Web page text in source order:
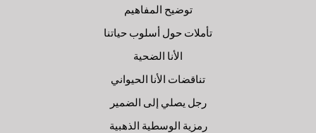
توضيح المفاهيم
تأملات حول أسلوب حياتنا
الأنا الضحية
تناقضات الأنا الحيواني
رجل يصلي إلى الضمير
رمزية الوسطية الذهبية